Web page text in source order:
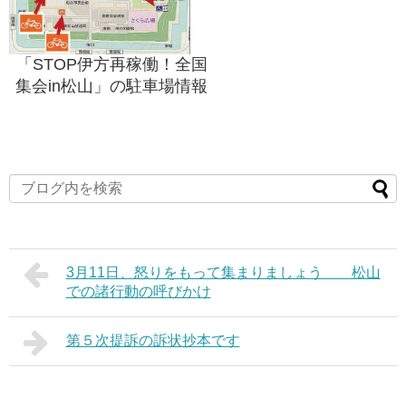
「STOP伊方再稼働！全国
集会in松山」の駐車場情報
3月11日、怒りをもって集まりましょう 松山
での諸行動の呼びかけ
第５次提訴の訴状抄本です